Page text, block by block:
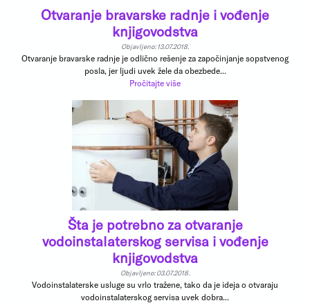
Otvaranje bravarske radnje i vođenje
knjigovodstva
Objavljeno: 13.07.2018.
Otvaranje bravarske radnje je odlično rešenje za započinjanje sopstvenog
posla, jer ljudi uvek žele da obezbede...
Pročitajte više
Šta je potrebno za otvaranje
vodoinstalaterskog servisa i vođenje
knjigovodstva
Objavljeno: 03.07.2018.
Vodoinstalaterske usluge su vrlo tražene, tako da je ideja o otvaraju
vodoinstalaterskog servisa uvek dobra...